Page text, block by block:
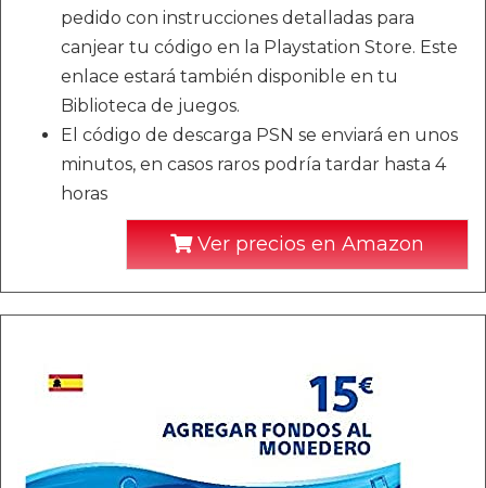
pedido con instrucciones detalladas para
canjear tu código en la Playstation Store. Este
enlace estará también disponible en tu
Biblioteca de juegos.
El código de descarga PSN se enviará en unos
minutos, en casos raros podría tardar hasta 4
horas
Ver precios en Amazon